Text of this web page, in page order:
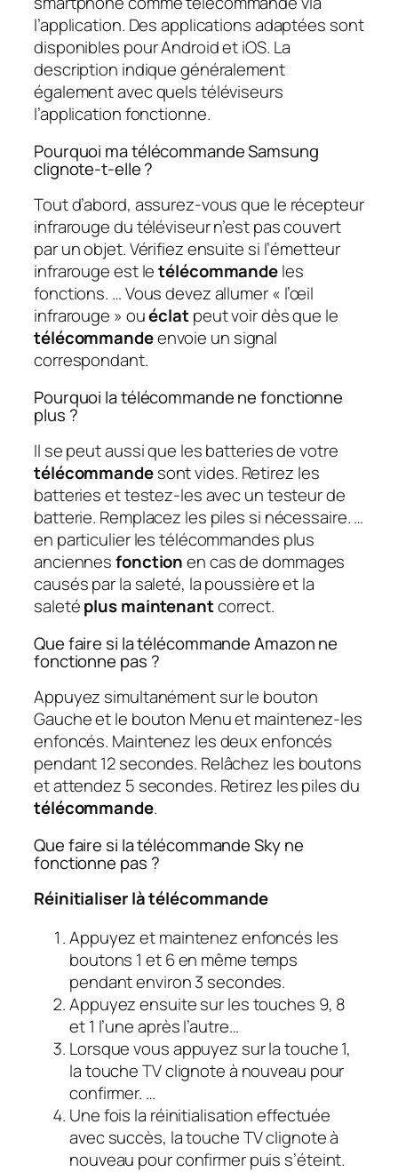
l’application. Des applications adaptées sont
disponibles pour Android et iOS. La
description indique généralement
également avec quels téléviseurs
l’application fonctionne.
Pourquoi ma télécommande Samsung
clignote-t-elle ?
Tout d’abord, assurez-vous que le récepteur
infrarouge du téléviseur n’est pas couvert
par un objet. Vérifiez ensuite si l’émetteur
infrarouge est letélécommandeles
fonctions. … Vous devez allumer « l’œil
infrarouge » ouéclatpeut voir dès que le
télécommandeenvoie un signal
correspondant.
Pourquoi la télécommande ne fonctionne
plus ?
Il se peut aussi que les batteries de votre
télécommandesont vides. Retirez les
batteries et testez-les avec un testeur de
batterie. Remplacez les piles si nécessaire. …
en particulier les télécommandes plus
anciennesfonctionen cas de dommages
causés par la saleté, la poussière et la
saletéplus maintenantcorrect.
Que faire si la télécommande Amazon ne
fonctionne pas ?
Appuyez simultanément sur le bouton
Gauche et le bouton Menu et maintenez-les
enfoncés. Maintenez les deux enfoncés
pendant 12 secondes. Relâchez les boutons
et attendez 5 secondes. Retirez les piles du
télécommande.
Que faire si la télécommande Sky ne
fonctionne pas ?
Réinitialiser làtélécommande
Appuyez et maintenez enfoncés les
boutons 1 et 6 en même temps
pendant environ 3 secondes.
Appuyez ensuite sur les touches 9, 8
et 1 l’une après l’autre…
Lorsque vous appuyez sur la touche 1,
la touche TV clignote à nouveau pour
confirmer. …
Une fois la réinitialisation effectuée
avec succès, la touche TV clignote à
nouveau pour confirmer puis s’éteint.